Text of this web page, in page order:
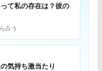
て私の存在は？彼の
占う
気持ち激当たり